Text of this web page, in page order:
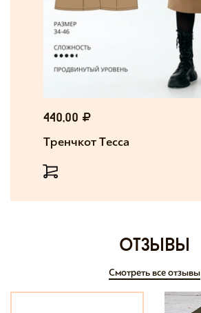
440,00
Тренчкот Тесса
отзывы
Смотреть все отзывы